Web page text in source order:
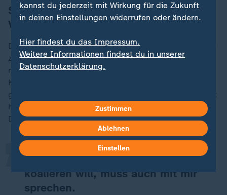
Sitzt Wagenknecht mit am
Verhandlungstisch?
Die Thüringer BSW-Landesvorsitzende Katja Wolf hatte
zuletzt immer wieder gesagt, Wagenknecht werde bei
möglichen Gesprächen "nicht am
Koalitionsverhandlungstisch sitzen", nur über die
großen Linien mitentscheiden. Wagenknecht versichert
heute auf der Pressekonferenz, sie wolle nicht im
Detail über Bündnisse in den Ländern mitverhandeln.
Ich erwarte aber schon: Wer mit uns
koalieren will, muss auch mit mir
sprechen.
„
kannst du jederzeit mit Wirkung für die Zukunft
in deinen Einstellungen widerrufen oder ändern.
Hier findest du das Impressum.
Weitere Informationen findest du in unserer
Datenschutzerklärung.
Zustimmen
Ablehnen
Einstellen